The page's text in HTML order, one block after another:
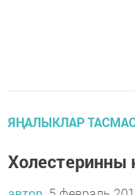
ЯҢАЛЫКЛАР
Холестеринны